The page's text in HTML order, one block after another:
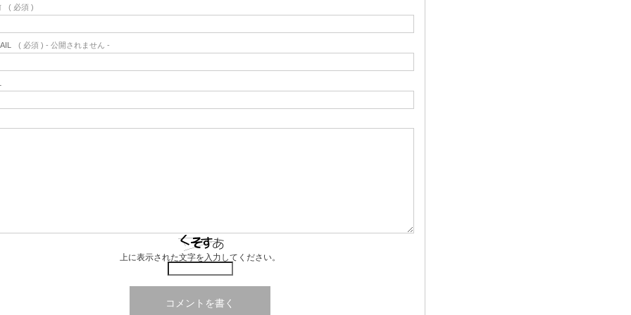
( 必須 )
( 必須 ) - 公開されません -
上に表示された文字を入力してください。